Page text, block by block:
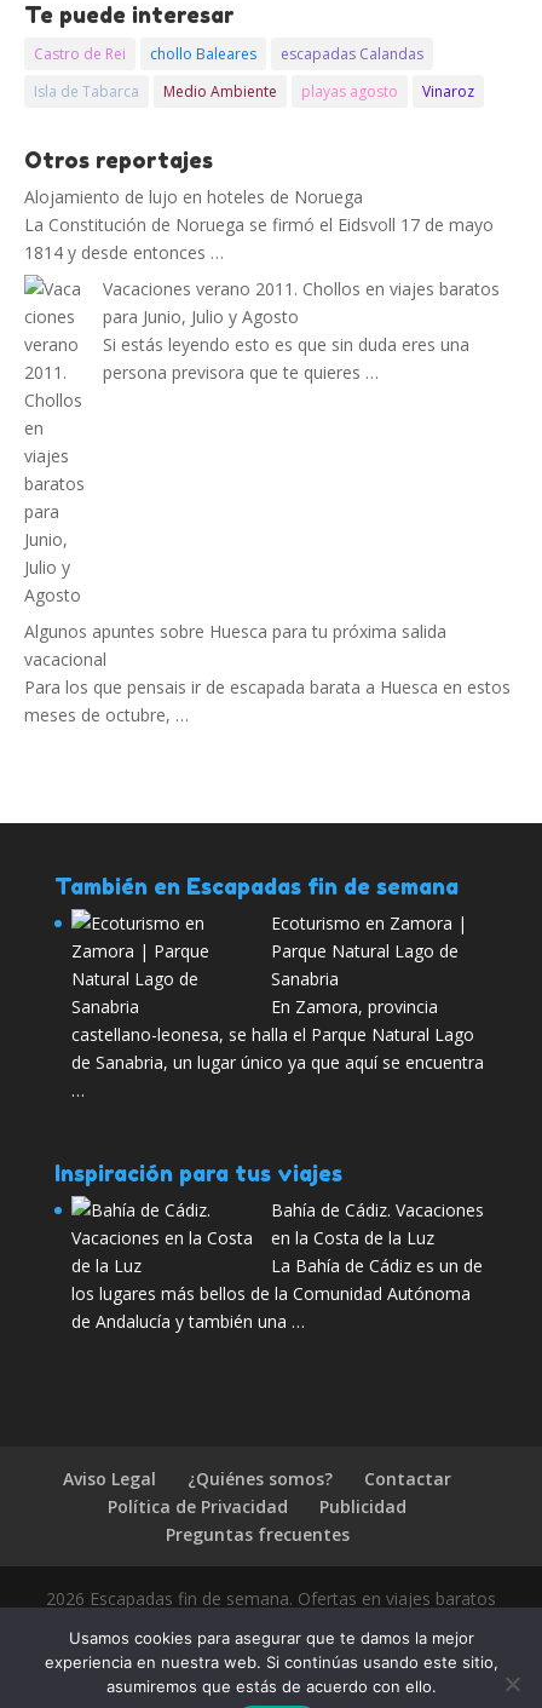
Te puede interesar
Castro de Rei chollo Baleares
escapadas Calandas
Isla de Tabarca
Medio Ambiente playas agosto Vinaroz
Otros reportajes
Alojamiento de lujo en hoteles de Noruega
La Constitución de Noruega se firmó el Eidsvoll 17 de mayo
1814 y desde entonces …
Vacaciones verano 2011. Chollos en viajes baratos
para Junio, Julio y Agosto
Si estás leyendo esto es que sin duda eres una
persona previsora que te quieres …
Algunos apuntes sobre Huesca para tu próxima salida
vacacional
Para los que pensais ir de escapada barata a Huesca en estos
meses de octubre, …
También en Escapadas fin de semana
Ecoturismo en Zamora |
Parque Natural Lago de
Sanabria
En Zamora, provincia
castellano-leonesa, se halla el Parque Natural Lago
de Sanabria, un lugar único ya que aquí se encuentra
…
Inspiración para tus viajes
Bahía de Cádiz. Vacaciones
en la Costa de la Luz
La Bahía de Cádiz es un de
los lugares más bellos de la Comunidad Autónoma
de Andalucía y también una …
Aviso Legal ¿Quiénes somos?
Contactar
Política de Privacidad
Publicidad
Preguntas frecuentes
2026 Escapadas fin de semana. Ofertas en viajes baratos
Usamos cookies para asegurar que te damos la mejor
experiencia en nuestra web. Si continúas usando este sitio,
asumiremos que estás de acuerdo con ello.